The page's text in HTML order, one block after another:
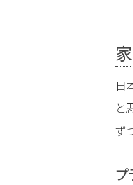
日
と
ず
プ